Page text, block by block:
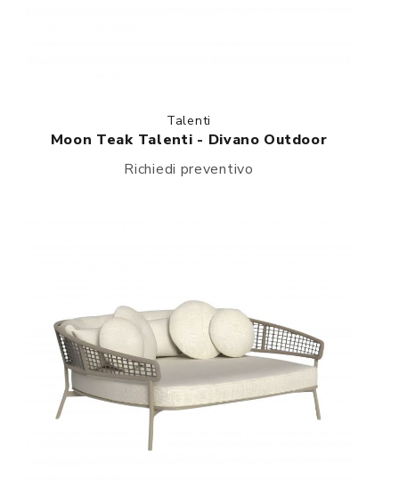
Talenti
Moon Teak Talenti - Divano Outdoor
Richiedi preventivo